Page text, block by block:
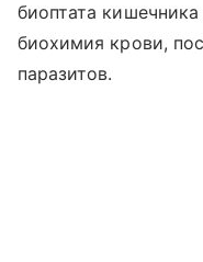
биоптата
биохимия крови,
паразитов.